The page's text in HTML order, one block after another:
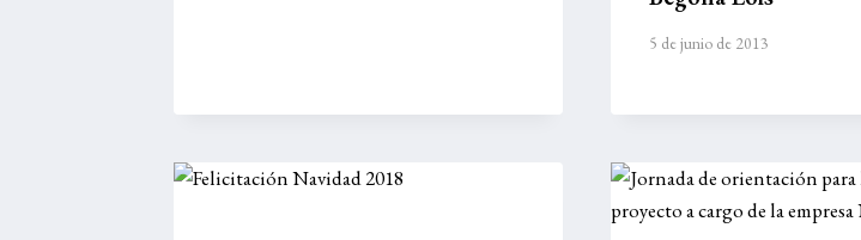
5 de junio de 2013